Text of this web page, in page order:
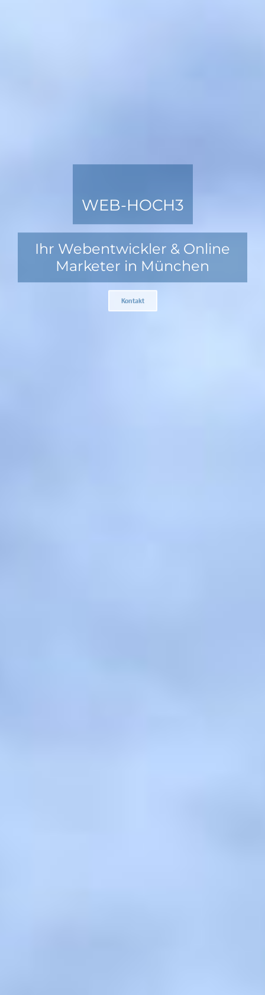
WEB-HOCH3
Ihr Webentwickler & Online
Marketer in München
Kontakt